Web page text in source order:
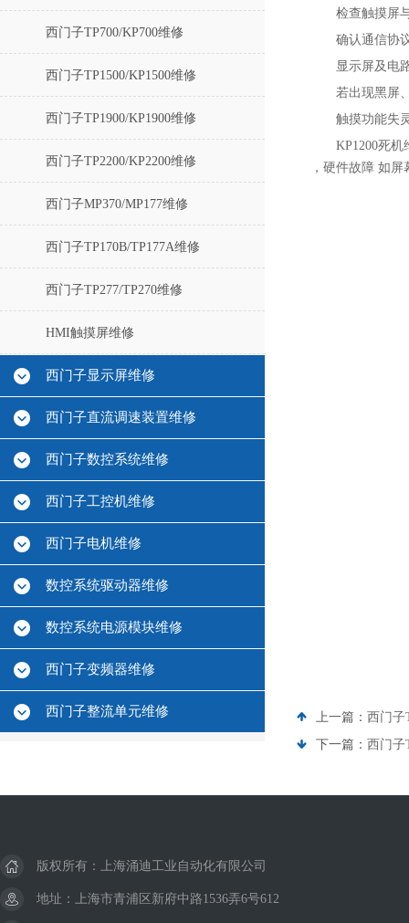
西门子TP700/KP700维修
西门子TP1500/KP1500维修
西门子TP1900/KP1900维修
西门子TP2200/KP2200维修
西门子MP370/MP177维修
西门子TP170B/TP177A维修
西门子TP277/TP270维修
HMI触摸屏维修
西门子显示屏维修
西门子直流调速装置维修
西门子数控系统维修
西门子工控机维修
西门子电机维修
数控系统驱动器维修
数控系统电源模块维修
西门子变频器维修
西门子整流单元维修
检查触摸屏
确认通信协
显示屏及电
若出现黑屏
触摸功能失
KP1200死
，硬件故障 如
上一篇： 西门子
下一篇： 西门子
版权所有：上海涌迪工业自动化有限公司
地址：上海市青浦区新府中路1536弄6号612